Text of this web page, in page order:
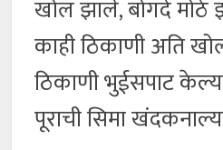
खोल झाले, बोगदे
काही ठिकाणी अति
ठिकाणी भुईसपाट
पूराची सिमा